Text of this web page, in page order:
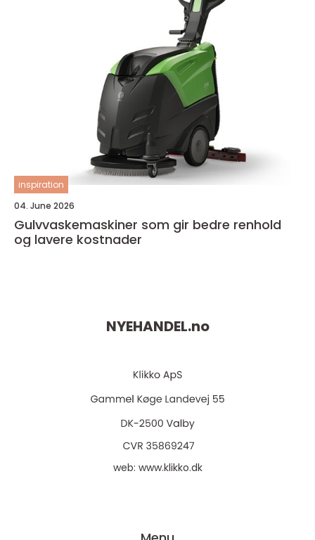
inspiration
04. June 2026
Gulvvaskemaskiner som gir bedre renhold
og lavere kostnader
NYEHANDEL.no
web: www.klikko.dk